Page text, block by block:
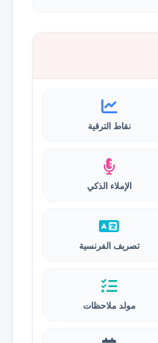
نقاط الترقية
الإملاء الذكي
تصريف الفرنسية
مولد ملاحظات